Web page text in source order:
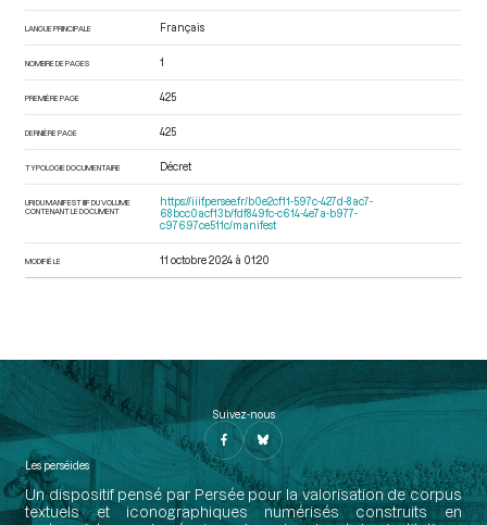
LANGUE PRINCIPALE Français
NOMBRE DE PAGES 1
PREMIÈRE PAGE 425
DERNIÈRE PAGE 425
TYPOLOGIE DOCUMENTAIRE Décret
URI DU MANIFEST IIIF DU VOLUME
CONTENANT LE DOCUMENT
https://iiif.persee.fr/b0e2cf11-597c-427d-8ac7-
68bcc0acf13b/fdf849fc-c614-4e7a-b977-
c97697ce511c/manifest
MODIFIÉ LE 11 octobre 2024 à 01:20
Suivez-nous
Les perséides
Un dispositif pensé par Persée pour la valorisation de corpus
textuels et iconographiques numérisés construits en